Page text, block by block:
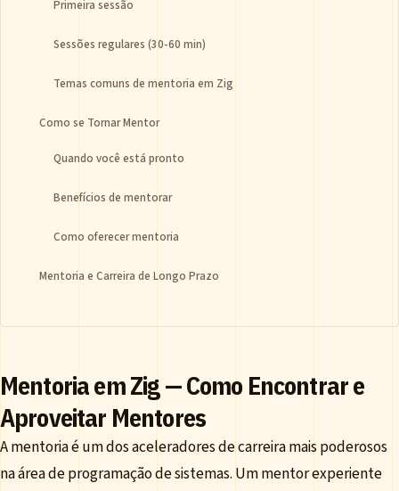
Primeira sessão
Sessões regulares (30-60 min)
Temas comuns de mentoria em Zig
Como se Tornar Mentor
Quando você está pronto
Benefícios de mentorar
Como oferecer mentoria
Mentoria e Carreira de Longo Prazo
Mentoria em Zig — Como Encontrar e
Aproveitar Mentores
A mentoria é um dos aceleradores de carreira mais poderosos
na área de programação de sistemas. Um mentor experiente